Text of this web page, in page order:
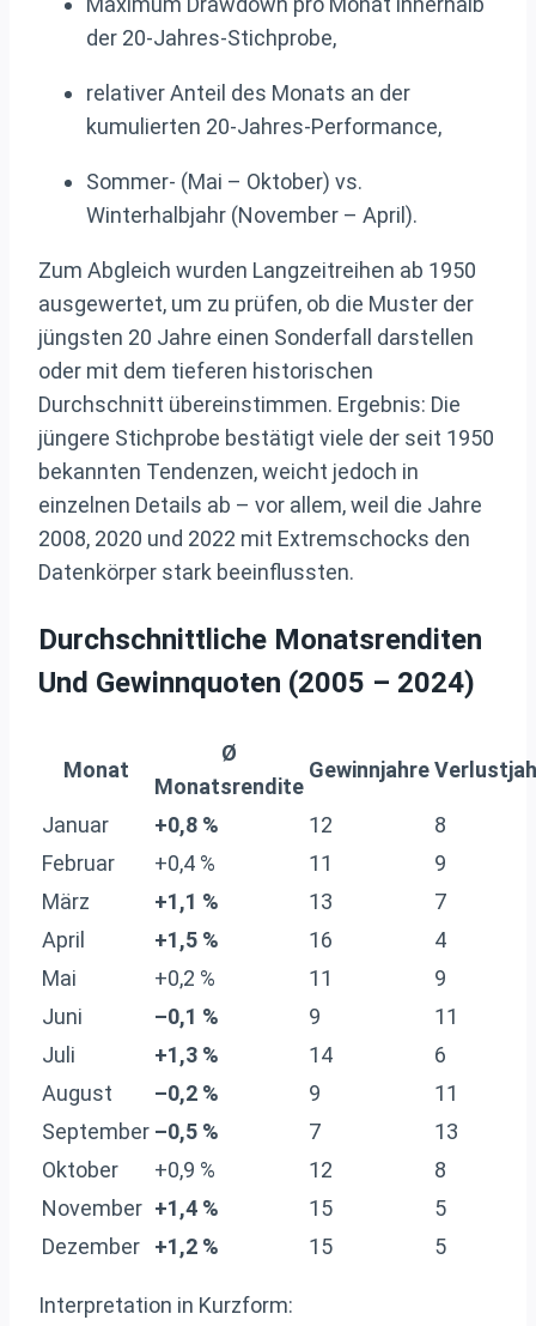
der 20-Jahres-Stichprobe,
relativer Anteil des Monats an der
kumulierten 20-Jahres-Performance,
Sommer- (Mai – Oktober) vs.
Winterhalbjahr (November – April).
Zum Abgleich wurden Langzeitreihen ab 1950
ausgewertet, um zu prüfen, ob die Muster der
jüngsten 20 Jahre einen Sonderfall darstellen
oder mit dem tieferen historischen
Durchschnitt übereinstimmen. Ergebnis: Die
jüngere Stichprobe bestätigt viele der seit 1950
bekannten Tendenzen, weicht jedoch in
einzelnen Details ab – vor allem, weil die Jahre
2008, 2020 und 2022 mit Extremschocks den
Datenkörper stark beeinflussten.
Durchschnittliche Monatsrenditen
Und Gewinnquoten (2005 – 2024)
Monat
Ø
Monatsrendite
Gewinnjahre
Januar +0,8 % 12
8
Februar
+0,4 % 11
9
März
+1,1 % 13
7
April
+1,5 % 16
4
Mai
+0,2 % 11
9
Juni
–0,1 % 9
11
Juli
+1,3 % 14
6
August
–0,2 % 9
11
September –0,5 % 7
13
Oktober
+0,9 % 12
8
November +1,4 % 15
5
Dezember
+1,2 % 15 5
Interpretation in Kurzform: